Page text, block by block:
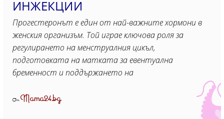
ИНЖЕКЦИИ
Прогестеронът е един от най-важните хормони в
женския организъм. Той играе ключова роля за
регулирането на менструалния цикъл,
подготовката на матката за евентуална
бременност и поддържането на
ОтMama24.bg